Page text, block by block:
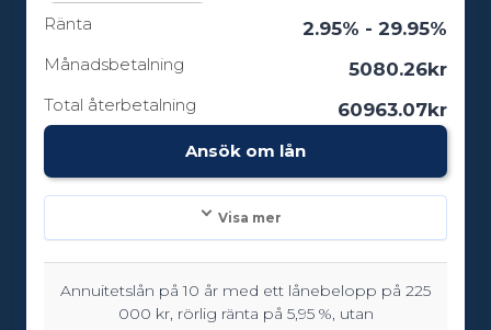
Ränta 2.95% - 29.95%
Månadsbetalning 5080.26kr
Total återbetalning 60963.07kr
Ansök om lån
Visa mer
Lånebelopp:
5000 - 600000kr
Annuitetslån på 10 år med ett lånebelopp på 225
000 kr, rörlig ränta på 5,95 %, utan